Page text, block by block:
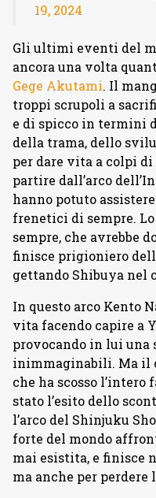
19, 2024
Gli ultimi eventi del
ancora una volta
Gege Akutami. Il
troppi scrupoli a
e di spicco in termini
della trama, dello
per dare vita a colpi di
partire dall’arco
hanno potuto
frenetici di sempre.
sempre, che avrebbe
finisce prigioniero
gettando Shibuya nel
In questo arco Kento
vita facendo capire a
provocando in lui una
inimmaginabili. Ma il
che ha scosso
stato l’esito dello
l’arco del Shinjuku
forte del mondo
mai esistita, e finisce
ma anche per perdere